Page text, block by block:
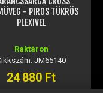
- PIROS TÜKRÖS
PLEXIVEL
Raktáron
JM65140
24 880 Ft